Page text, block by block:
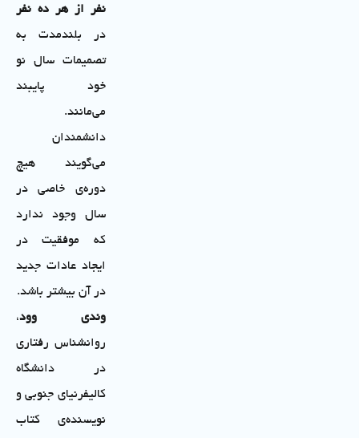
نفر از هر ده نفر
در بلندمدت به
تصمیمات سال نو
خود پایبند
می‌مانند.
دانشمندان
می‌گویند هیچ
دوره‌ی خاصی در
سال وجود ندارد
که موفقیت در
ایجاد عادات جدید
در آن بیشتر باشد.
وندی وود،
روانشناس رفتاری
در دانشگاه
کالیفرنیای جنوبی و
نویسنده‌ی کتاب